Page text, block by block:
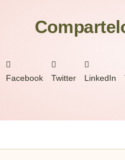
Facebook Twitter LinkedIn